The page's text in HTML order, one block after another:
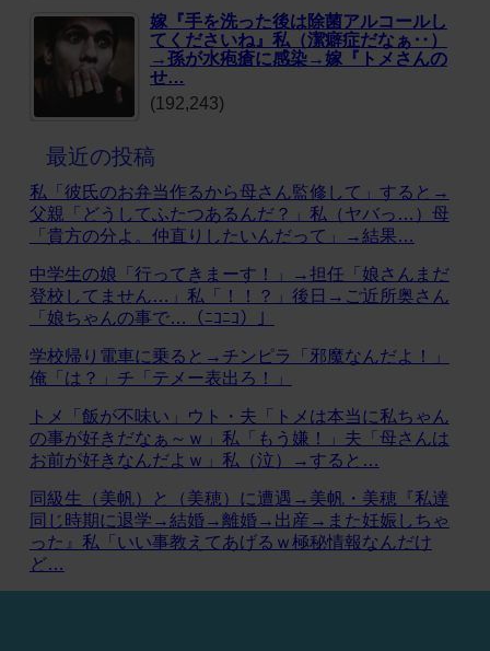
嫁『手を洗った後は除菌アルコールし
てくださいね』私（潔癖症だなぁ‥）
→孫が水疱瘡に感染→嫁『トメさんの
せ…
(192,243)
最近の投稿
私「彼氏のお弁当作るから母さん監修して」すると→
父親「どうしてふたつあるんだ？」私（ヤバっ…）母
「貴方の分よ。仲直りしたいんだって」→結果…
中学生の娘「行ってきまーす！」→担任「娘さんまだ
登校してません…」私「！！？」後日→ご近所奥さん
「娘ちゃんの事で…（ﾆｺﾆｺ）」
学校帰り電車に乗ると→チンピラ「邪魔なんだよ！」
俺「は？」チ「テメー表出ろ！」
トメ「飯が不味い」ウト・夫「トメは本当に私ちゃん
の事が好きだなぁ～ｗ」私「もう嫌！」夫「母さんは
お前が好きなんだよｗ」私（泣）→すると…
同級生（美帆）と（美穂）に遭遇→美帆・美穂『私達
同じ時期に退学→結婚→離婚→出産→また妊娠しちゃ
った』私「いい事教えてあげるｗ極秘情報なんだけ
ど…